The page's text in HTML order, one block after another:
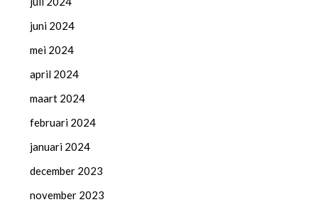
juni 2024
mei 2024
april 2024
maart 2024
februari 2024
januari 2024
december 2023
november 2023